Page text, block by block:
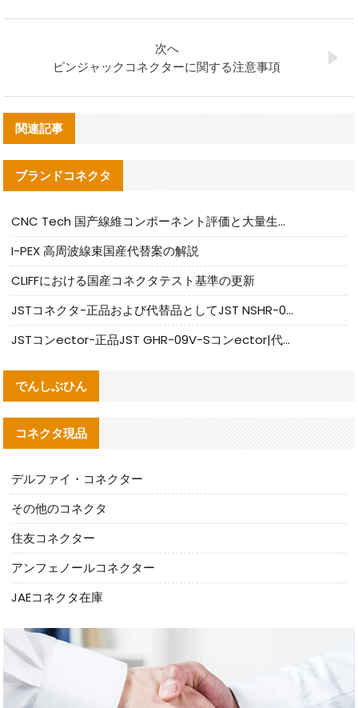
次へ
ピンジャックコネクターに関する注意事項
関連記事
ブランドコネクタ
CNC Tech 国产線維コンポーネント評価と大量生産適合ガイド
I-PEX 高周波線束国産代替案の解説
CLIFFにおける国産コネクタテスト基準の更新
JSTコネクタ-正品および代替品としてJST NSHR-02V-Sコネクタを提供します
JSTコンector-正品JST GHR-09V-Sコンector|代替品提供
でんしぶひん
コネクタ現品
デルファイ・コネクター
その他のコネクタ
住友コネクター
アンフェノールコネクター
JAEコネクタ在庫